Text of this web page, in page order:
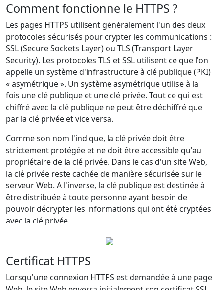
Comment fonctionne le HTTPS ?
Les pages HTTPS utilisent généralement l'un des deux
protocoles sécurisés pour crypter les communications :
SSL (Secure Sockets Layer) ou TLS (Transport Layer
Security). Les protocoles TLS et SSL utilisent ce que l'on
appelle un système d'infrastructure à clé publique (PKI)
« asymétrique ». Un système asymétrique utilise à la
fois une clé publique et une clé privée. Tout ce qui est
chiffré avec la clé publique ne peut être déchiffré que
par la clé privée et vice versa.
Comme son nom l'indique, la clé privée doit être
strictement protégée et ne doit être accessible qu'au
propriétaire de la clé privée. Dans le cas d'un site Web,
la clé privée reste cachée de manière sécurisée sur le
serveur Web. A l'inverse, la clé publique est destinée à
être distribuée à toute personne ayant besoin de
pouvoir décrypter les informations qui ont été cryptées
avec la clé privée.
Certificat HTTPS
Lorsqu'une connexion HTTPS est demandée à une page